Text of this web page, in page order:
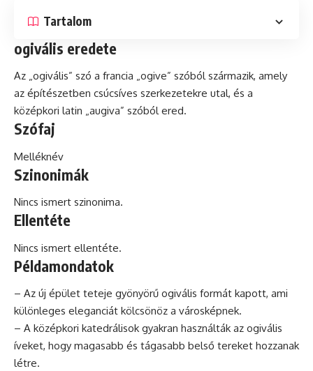
Tartalom
ogivális eredete
Az „ogivális” szó a francia „ogive” szóból származik, amely
az építészetben csúcsíves szerkezetekre utal, és a
középkori latin „augiva” szóból ered.
Szófaj
Melléknév
Szinonimák
Nincs ismert szinonima.
Ellentéte
Nincs ismert ellentéte.
Példamondatok
– Az új épület teteje gyönyörű ogivális formát kapott, ami
különleges eleganciát kölcsönöz a városképnek.
– A középkori katedrálisok gyakran használták az ogivális
íveket, hogy magasabb és tágasabb belső tereket hozzanak
létre.